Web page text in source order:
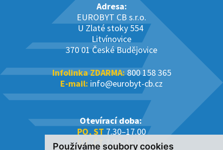
Používáme soubory cookies
Adresa:
EUROBYT CB s.r.o.
U Zlaté stoky 554
Litvínovice
370 01 České Budějovice
Infolinka ZDARMA:800 158 365
E-mail: info@eurobyt-cb.cz
Otevírací doba:
PO, ST 7.30–17.00
ÚT, ČT7.30–16.00